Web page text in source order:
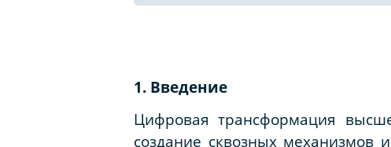
1. Введение
Цифровая трансформация
создание сквозных механизмов